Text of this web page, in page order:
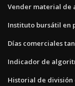
Vender material de
Instituto bursátil en
Días comerciales
Indicador de
Historial de división